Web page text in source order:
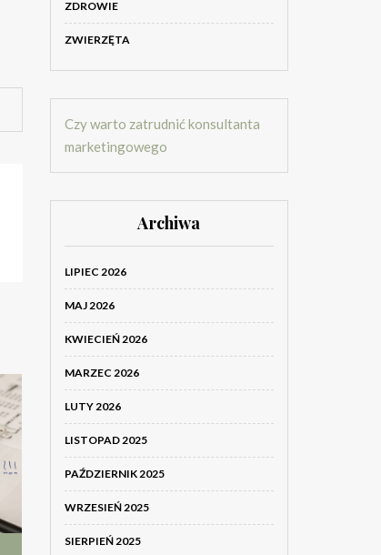
ZDROWIE
ZWIERZĘTA
Czy warto zatrudnić konsultanta
marketingowego
Archiwa
LIPIEC 2026
MAJ 2026
KWIECIEŃ 2026
MARZEC 2026
LUTY 2026
LISTOPAD 2025
PAŹDZIERNIK 2025
WRZESIEŃ 2025
SIERPIEŃ 2025